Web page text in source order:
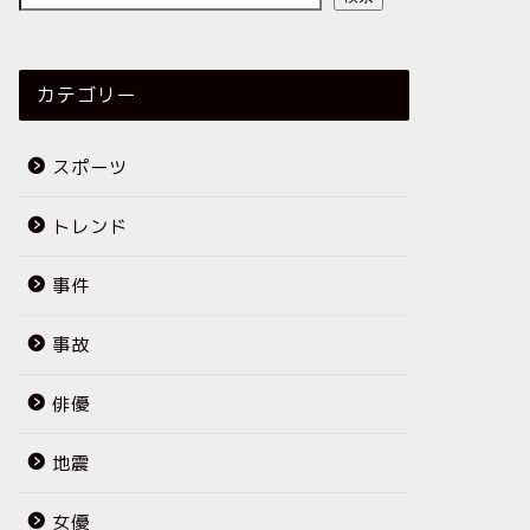
カテゴリー
スポーツ
トレンド
事件
事故
俳優
地震
女優